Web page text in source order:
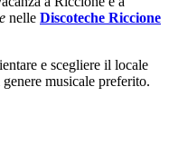
nelle Discoteche Riccione
e scegliere il locale
musicale preferito.